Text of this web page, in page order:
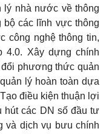
lý nhà nước về thông
bộ các lĩnh vực thông
công nghệ thông tin,
4.0. Xây dựng chính
phương thức quản
lý hoàn toàn dựa
điều kiện thuận lợi
hút các DN số đầu tư
và dịch vụ bưu chính